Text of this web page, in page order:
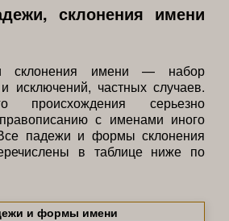
склонения имени
склонения имени — набор
исключений, частных случаев.
происхождения серьезно
с именами иного
падежи и формы склонения
в таблице ниже по
и формы имени